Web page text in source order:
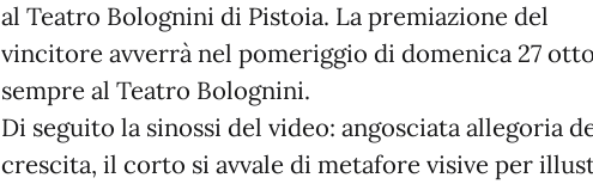
al Teatro Bolognini di Pistoia. La premiazione del
vincitore avverrà nel pomeriggio di domenica 27
sempre al Teatro Bolognini.
Di seguito la sinossi del video: angosciata allegoria
crescita, il corto si avvale di metafore visive per